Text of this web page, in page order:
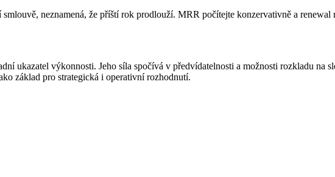
neznamená, že příští rok prodlouží. MRR počítejte konzervativně a renewal
ukazatel výkonnosti. Jeho síla spočívá v předvídatelnosti a možnosti rozkladu na
základ pro strategická i operativní rozhodnutí.